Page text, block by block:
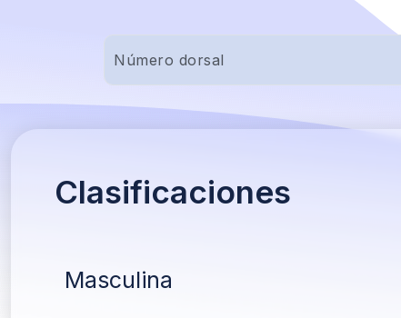
Clasificaciones
Masculina